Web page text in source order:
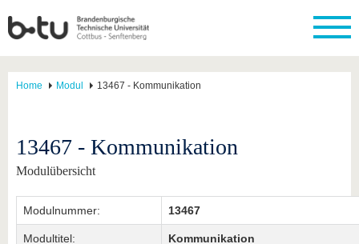
Home Modul 13467 - Kommunikation
13467 - Kommunikation
Modulübersicht
Modulnummer: 13467
Modultitel: Kommunikation